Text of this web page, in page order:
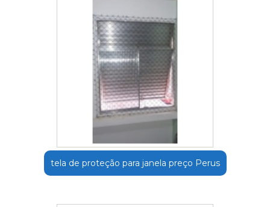
tela de proteção para janela preço Perus